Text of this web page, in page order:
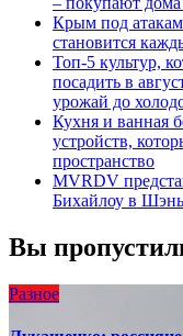
Крым под
становится
Топ-5 культур,
посадить в
урожай до
Кухня и ванная
устройств,
пространство
MVRDV
Бихайлоу в
Вы
Разное